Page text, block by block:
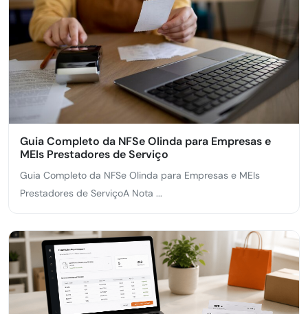
Guia Completo da NFSe Olinda para Empresas e
MEIs Prestadores de Serviço
Guia Completo da NFSe Olinda para Empresas e MEIs
Prestadores de ServiçoA Nota ...